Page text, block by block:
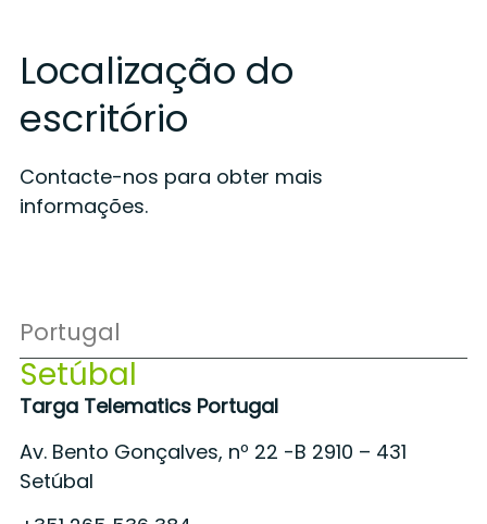
Localização do
escritório
Contacte-nos para obter mais
informações.
Portugal
Setúbal
Targa Telematics Portugal
Av. Bento Gonçalves, nº 22 -B 2910 – 431
Setúbal